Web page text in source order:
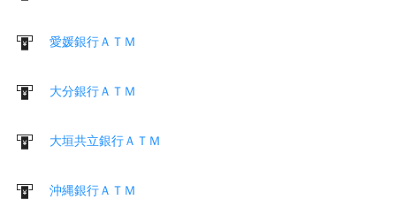
愛媛銀行ＡＴＭ
大分銀行ＡＴＭ
大垣共立銀行ＡＴＭ
沖縄銀行ＡＴＭ